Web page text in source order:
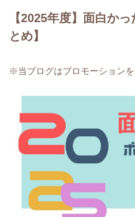
【2025年度】面白か
とめ】
※当ブログはプロモーションを